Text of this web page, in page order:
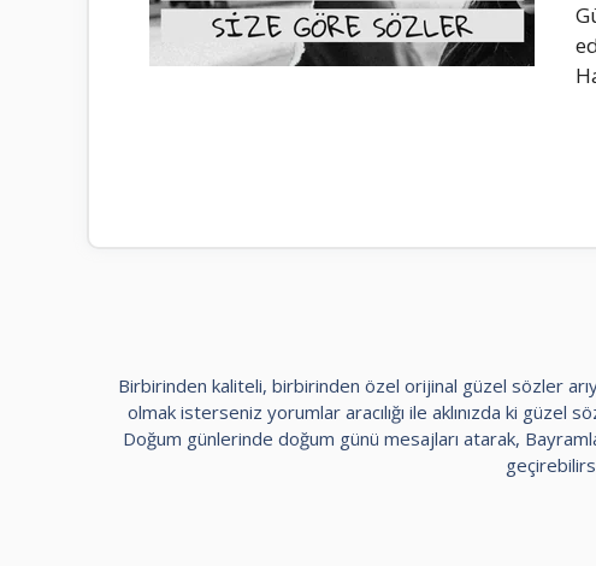
Birbirinden kaliteli, birbirinden özel orijinal güzel sözler
olmak isterseniz yorumlar aracılığı ile aklınızda ki güzel
Doğum günlerinde doğum günü mesajları atarak,